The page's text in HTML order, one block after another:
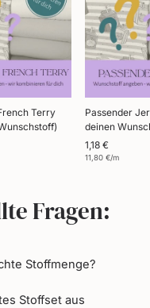
Terry
Passender
deinen
1,18 €
11,80 €/m
Fragen:
Stoffmenge?
Stoffset aus